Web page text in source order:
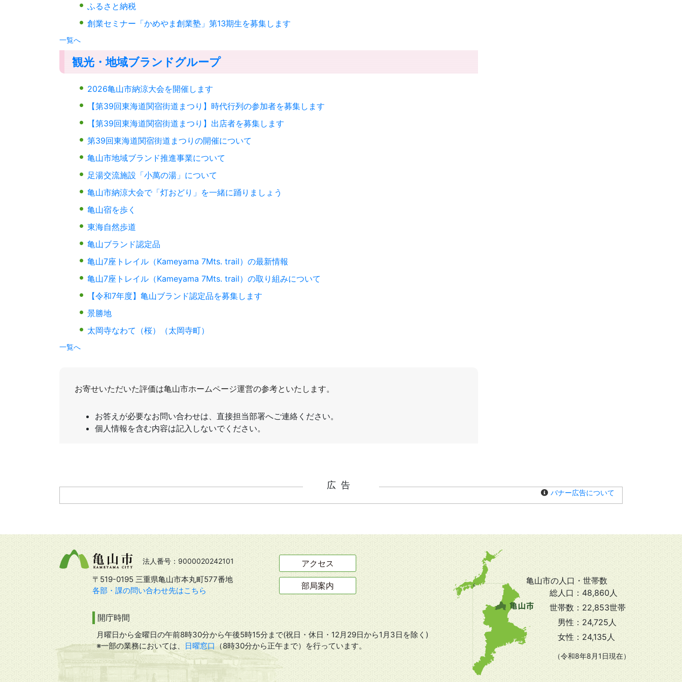
ふるさと納税
創業セミナー「かめやま創業塾」第13期生を募集します
一覧へ
観光・地域ブランドグループ
2026亀山市納涼大会を開催します
【第39回東海道関宿街道まつり】時代行列の参加者を募集します
【第39回東海道関宿街道まつり】出店者を募集します
第39回東海道関宿街道まつりの開催について
亀山市地域ブランド推進事業について
足湯交流施設「小萬の湯」について
亀山市納涼大会で「灯おどり」を一緒に踊りましょう
亀山宿を歩く
東海自然歩道
亀山ブランド認定品
亀山7座トレイル（Kameyama 7Mts. trail）の最新情報
亀山7座トレイル（Kameyama 7Mts. trail）の取り組みについて
【令和7年度】亀山ブランド認定品を募集します
景勝地
太岡寺なわて（桜）（太岡寺町）
一覧へ
広告
バナー広告について
法人番号：9000020242101
〒519-0195 三重県亀山市本丸町577番地
各部・課の問い合わせ先はこちら
アクセス
部局案内
開庁時間
月曜日から金曜日の午前8時30分から午後5時15分まで(祝日・休日・12月29日から1月3日を除く)
※一部の業務においては、
日曜窓口（8時30分から正午まで）を行っています。
亀山市の人口・世帯数
総人口： 48,860人
世帯数： 22,853世帯
男性： 24,725人
女性： 24,135人
（令和8年8月1日現在）